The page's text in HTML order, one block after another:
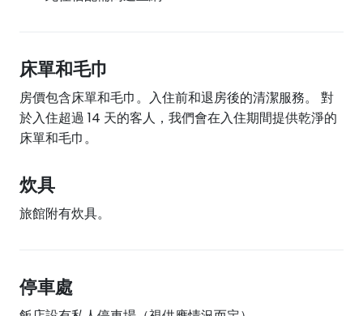
床單和毛巾
房價包含床單和毛巾。入住前和退房後的清潔服務。 對
於入住超過 14 天的客人，我們會在入住期間提供乾淨的
床單和毛巾。
炊具
旅館附有炊具。
停車處